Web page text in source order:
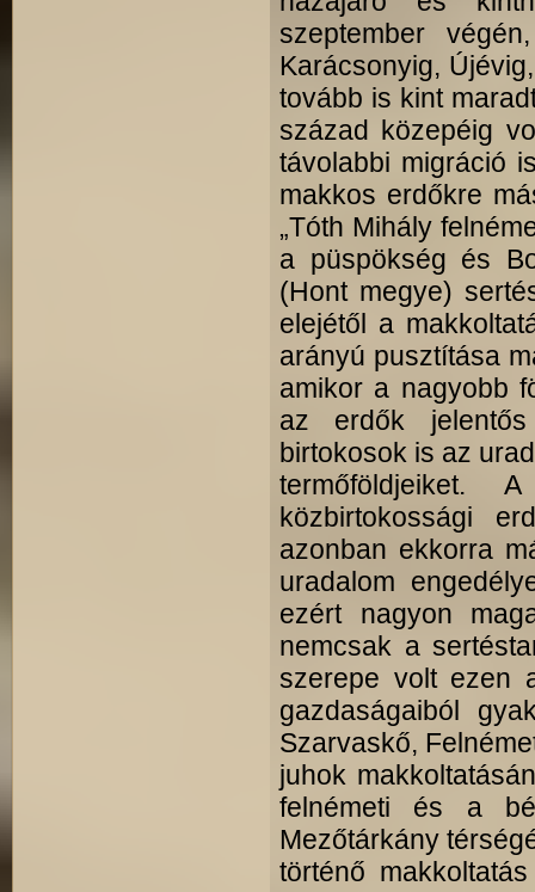
szeptember
Karácsonyig,
tovább is kint
század közepéig
távolabbi migráció
makkos erdőkre
„Tóth Mihály
a püspökség és
(Hont megye)
elejétől a
arányú pusztítása
amikor a nagyobb
az erdők
birtokosok is az
közbirtokossági
azonban ekkorra
uradalom
ezért nagyon
nemcsak a
szerepe volt ezen
gazdaságaiból
Szarvaskő,
juhok
felnémeti és a
Mezőtárkány
történő